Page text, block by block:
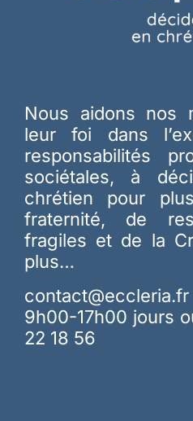
Nous aidons nos
leur foi dans
responsabilités
sociétales, à
chrétien pour
fraternité, de
fragiles et de la
plus…
9h00-17h00 jours
22 18 56